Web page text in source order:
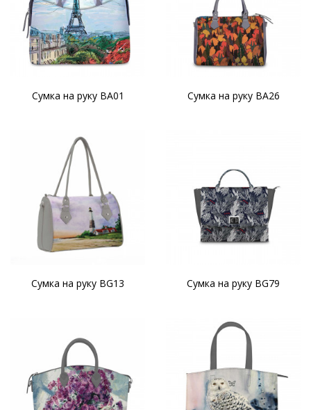
Сумка на руку BA01 Сумка на руку BA26
Сумка на руку BG13 Сумка на руку BG79